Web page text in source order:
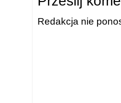
Redakcja nie